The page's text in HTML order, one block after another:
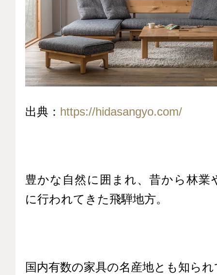
出典： https://hidasangyo.com/
豊かな自然に囲まれ、昔から林業
に行われてきた飛騨地方。
国内有数の家具の名産地とも知ら